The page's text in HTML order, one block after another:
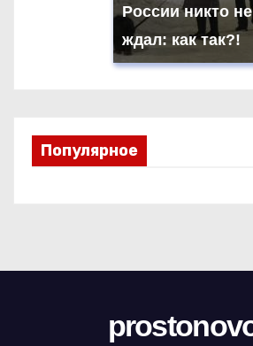
России никто не
ждал: как так?!
Популярное